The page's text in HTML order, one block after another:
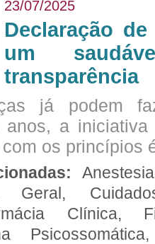
23/07/2025
Declaração
um
transparência
já podem
a
os princípios
Geral,
Clínica,